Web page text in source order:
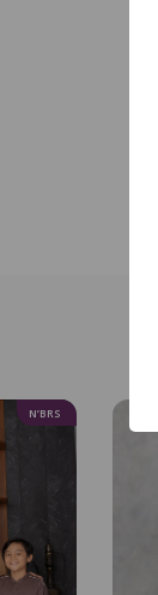
N’BRS